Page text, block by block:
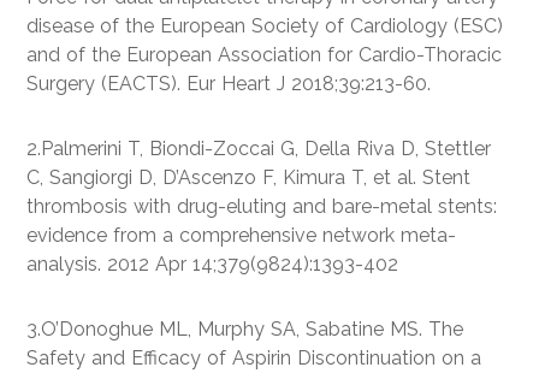
disease of the European Society of Cardiology (ESC)
and of the European Association for Cardio-Thoracic
Surgery (EACTS). Eur Heart J 2018;39:213-60.
2.Palmerini T, Biondi-Zoccai G, Della Riva D, Stettler
C, Sangiorgi D, D’Ascenzo F, Kimura T, et al. Stent
thrombosis with drug-eluting and bare-metal stents:
evidence from a comprehensive network meta-
analysis. 2012 Apr 14;379(9824):1393-402
3.O’Donoghue ML, Murphy SA, Sabatine MS. The
Safety and Efficacy of Aspirin Discontinuation on a